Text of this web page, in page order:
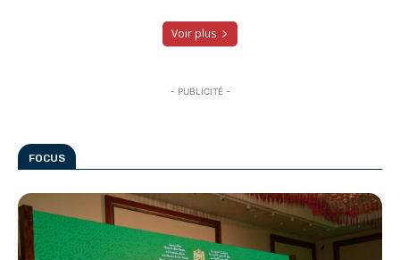
Voir plus
- PUBLICITÉ -
FOCUS